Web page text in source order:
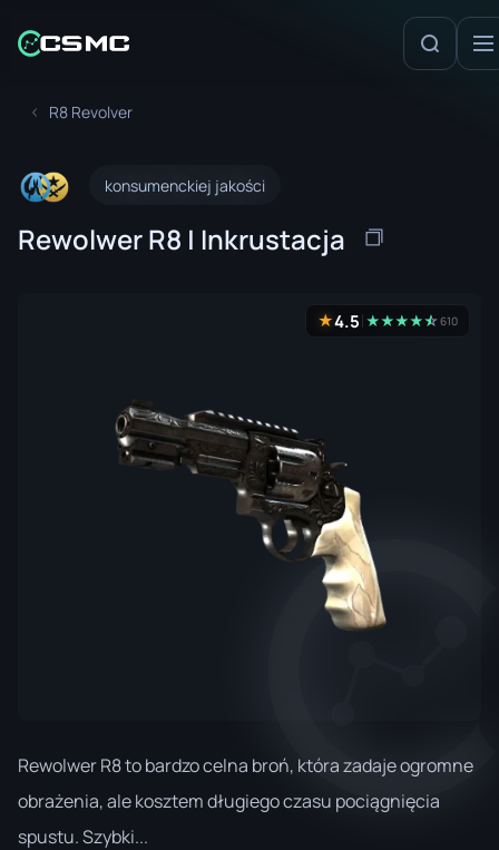
R8 Revolver
konsumenckiej jakości
Rewolwer R8 | Inkrustacja
★4.5 ★★★★★
☆610
Rewolwer R8 to bardzo celna broń, która zadaje ogromne
obrażenia, ale kosztem długiego czasu pociągnięcia
spustu. Szybki...